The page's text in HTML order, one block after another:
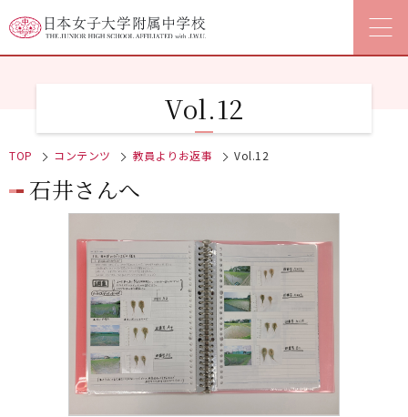
Vol.12
TOP コンテンツ 教員よりお返事 Vol.12
石井さんへ